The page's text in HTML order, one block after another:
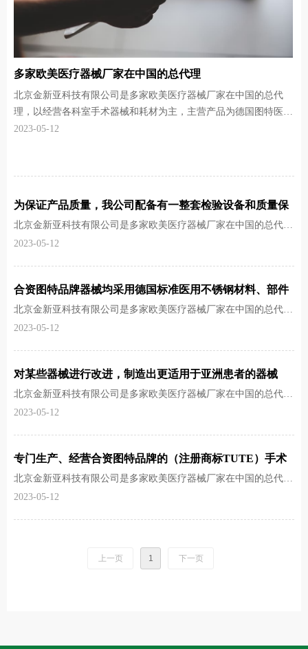
多家欧美医疗器械厂家在中国的总代理
北京金新亚科技有限公司是多家欧美医疗器械厂家在中国的总代
理，以经营各科室手术器械和耗材为主，主营产品为德国图特医疗
器械公司(Tumed GmbH)生产的高精密手术器械。德国图特公司是
国图特公司一直以最先进的技术和最精湛、严谨的德国工艺为中国
2023-05-12
为保证产品质量，我公司配备有一整套检验设备和质量保
证系统。
北京金新亚科技有限公司是多家欧美医疗器械厂家在中国的总代
理，以经营各科室手术器械和耗材为主，主营产品为德国图特医疗
美国知名品牌匹林微克手术器械公司（Pilling）高端产品线在德国
国图特公司一直以最先进的技术和最精湛、严谨的德国工艺为中国
医院提供最高质量的德国制造手术器械。
2023-05-12
合资图特品牌器械均采用德国标准医用不锈钢材料、部件
和工艺制造
北京金新亚科技有限公司是多家欧美医疗器械厂家在中国的总代
理，以经营各科室手术器械和耗材为主，主营产品为德国图特医疗
美国知名品牌匹林微克手术器械公司（Pilling）高端产品线在德国
国图特公司一直以最先进的技术和最精湛、严谨的德国工艺为中国
医院提供最高质量的德国制造手术器械。
2023-05-12
对某些器械进行改进，制造出更适用于亚洲患者的器械
北京金新亚科技有限公司是多家欧美医疗器械厂家在中国的总代
理，以经营各科室手术器械和耗材为主，主营产品为德国图特医疗
美国知名品牌匹林微克手术器械公司（Pilling）高端产品线在德国
国图特公司一直以最先进的技术和最精湛、严谨的德国工艺为中国
医院提供最高质量的德国制造手术器械。
2023-05-12
专门生产、经营合资图特品牌的（注册商标TUTE）手术
器械
北京金新亚科技有限公司是多家欧美医疗器械厂家在中国的总代
理，以经营各科室手术器械和耗材为主，主营产品为德国图特医疗
美国知名品牌匹林微克手术器械公司（Pilling）高端产品线在德国
国图特公司一直以最先进的技术和最精湛、严谨的德国工艺为中国
医院提供最高质量的德国制造手术器械。
2023-05-12
上一页 1 下一页